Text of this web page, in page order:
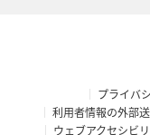
プロ
前後3日の運賃
・表示金額は選択い
プライバ
利用者情報の外部
ウェブアクセシビ